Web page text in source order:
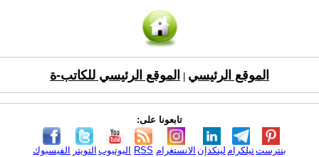
الموقع الرئيسي الموقع الرئيسي للكاتب-ة
تابعونا على:
الفيسبوك التويتر اليوتيوب RSS الانستغرام لينكدإن تيلكرامبنترست